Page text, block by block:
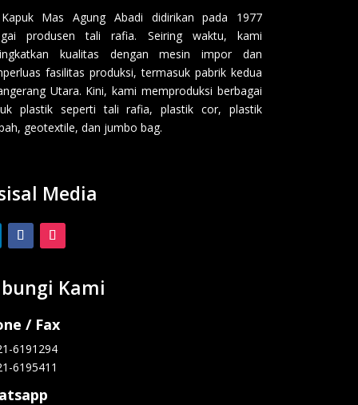
Mas Agung Abadi didirikan pada 1977
produsen tali rafia. Seiring waktu, kami
kualitas dengan mesin impor dan
fasilitas produksi, termasuk pabrik kedua
Utara. Kini, kami memproduksi berbagai
plastik seperti tali rafia, plastik cor, plastik
geotextile, dan jumbo bag.
Media
Kami
/ Fax
6191294
6195411